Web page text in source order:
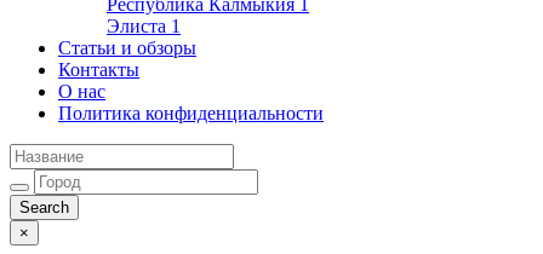
Республика Калмыкия 1
Элиста 1
Статьи и обзоры
Контакты
О нас
Политика конфиденциальности
×